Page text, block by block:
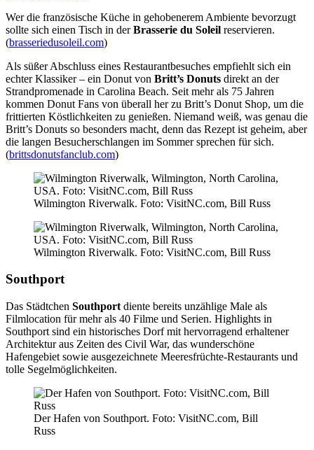
Wer die französische Küche in gehobenerem Ambiente bevorzugt
sollte sich einen Tisch in derBrasserie du Soleil reservieren.
(brasseriedusoleil.com)
Als süßer Abschluss eines Restaurantbesuches empfiehlt sich ein
echter Klassiker – ein Donut von Britt’s Donuts direkt an der
Strandpromenade in Carolina Beach. Seit mehr als 75 Jahren
kommen Donut Fans von überall her zu Britt’s Donut Shop, um die
frittierten Köstlichkeiten zu genießen. Niemand weiß, was genau die
Britt’s Donuts so besonders macht, denn das Rezept ist geheim, aber
die langen Besucherschlangen im Sommer sprechen für sich.
(brittsdonutsfanclub.com)
Wilmington Riverwalk. Foto: VisitNC.com, Bill Russ
Wilmington Riverwalk. Foto: VisitNC.com, Bill Russ
Southport
Das Städtchen Southport diente bereits unzählige Male als
Filmlocation für mehr als 40 Filme und Serien. Highlights in
Southport sind ein historisches Dorf mit hervorragend erhaltener
Architektur aus Zeiten des Civil War, das wunderschöne
Hafengebiet sowie ausgezeichnete Meeresfrüchte-Restaurants und
tolle Segelmöglichkeiten.
Der Hafen von Southport. Foto: VisitNC.com, Bill
Russ